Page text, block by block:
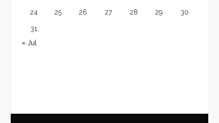
24 25 26 27 28 29 30
31
« Jul